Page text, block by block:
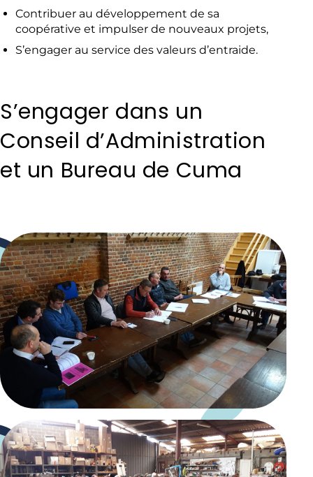
Contribuer au développement de sa
coopérative et impulser de nouveaux projets,
S’engager au service des valeurs d’entraide.
S’engager dans un
Conseil d’Administration
et un Bureau de Cuma